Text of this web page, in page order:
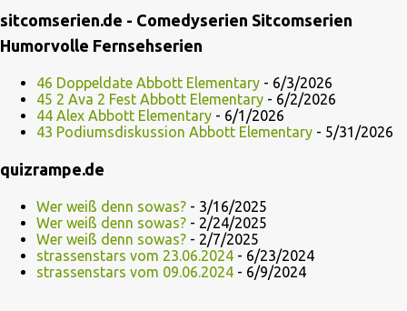
sitcomserien.de - Comedyserien Sitcomserien
Humorvolle Fernsehserien
46 Doppeldate Abbott Elementary - 6/3/2026
45 2 Ava 2 Fest Abbott Elementary - 6/2/2026
44 Alex Abbott Elementary - 6/1/2026
43 Podiumsdiskussion Abbott Elementary - 5/31/2026
quizrampe.de
Wer weiß denn sowas? - 3/16/2025
Wer weiß denn sowas? - 2/24/2025
Wer weiß denn sowas? - 2/7/2025
strassenstars vom 23.06.2024 - 6/23/2024
strassenstars vom 09.06.2024 - 6/9/2024